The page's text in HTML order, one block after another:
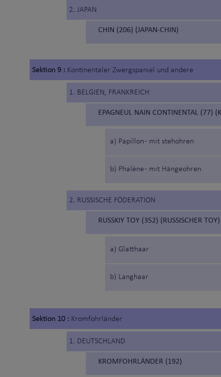
2. JAPAN
CHIN (206) (JAPAN-CHIN)
Sektion 9 : Kontinentaler Zwergspaniel und andere
1. BELGIEN, FRANKREICH
EPAGNEUL NAIN CONTINENTAL (77)
a) Papillon - mit stehohren
b) Phalène - mit Hängeohren
2. RUSSISCHE FÖDERATION
RUSSKIY TOY (352) (RUSSISCHER TOY)
a) Glatthaar
b) Langhaar
Sektion 10 : Kromfohrländer
1. DEUTSCHLAND
KROMFOHRLÄNDER (192)